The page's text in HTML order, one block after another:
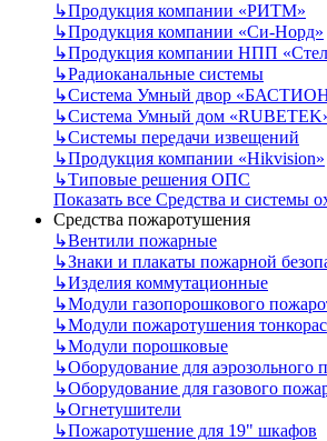
↳Продукция компании «РИТМ»
↳Продукция компании «Си-Норд»
↳Продукция компании НПП
↳Радиоканальные системы
↳Система Умный двор «БАСТИОН
↳Система Умный дом
↳Системы передачи извещений
↳Продукция компании «Hikvision»
↳Типовые решения ОПС
Показать все Средства и системы
Средства пожаротушения
↳Вентили пожарные
↳Знаки и плакаты пожарной
↳Изделия коммутационные
↳Модули газопорошкового
↳Модули пожаротушения
↳Модули порошковые
↳Оборудование для аэрозольного
↳Оборудование для газового
↳Огнетушители
↳Пожаротушение для 19" шкафов